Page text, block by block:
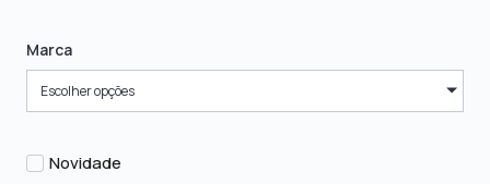
Marca
Escolher opções
Novidade